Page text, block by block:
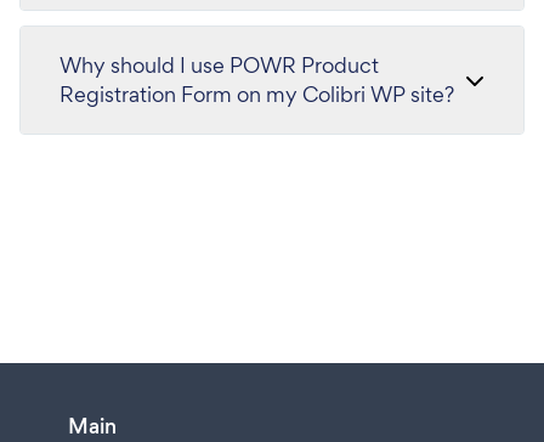
Why should I use POWR Product
Registration Form on my Colibri WP site?
Main